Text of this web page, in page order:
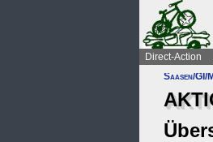
Direct-Action
Saasen/GI/